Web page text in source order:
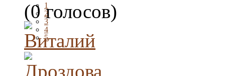
1
2
3
4
5
(0 голосов)